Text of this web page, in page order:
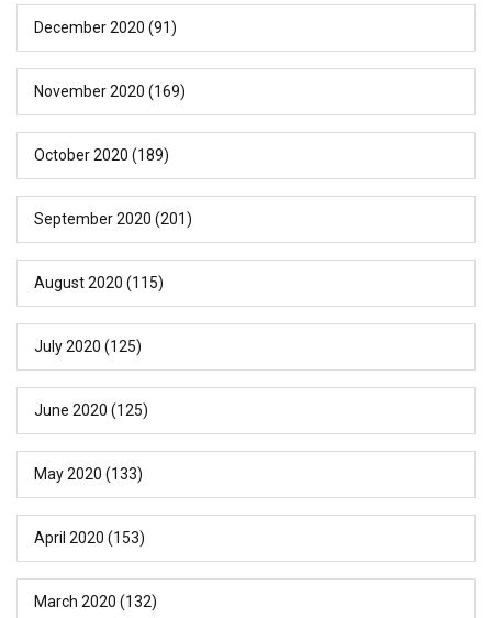
December 2020 (91)
November 2020 (169)
October 2020 (189)
September 2020 (201)
August 2020 (115)
July 2020 (125)
June 2020 (125)
May 2020 (133)
April 2020 (153)
March 2020 (132)